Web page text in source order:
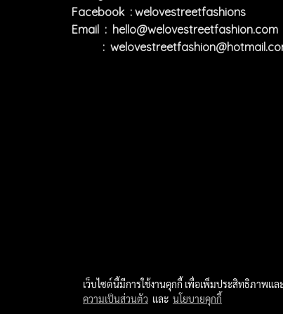
Facebook : welovestreetfashions
Email : hello@welovestreetfashion.com
:
เว็บไซต์นี้มีการใช้งานคุกกี้ เพื่อเพิ่มประสิทธิภาพแ
ความเป็นส่วนตัว และ นโยบายคุกกี้